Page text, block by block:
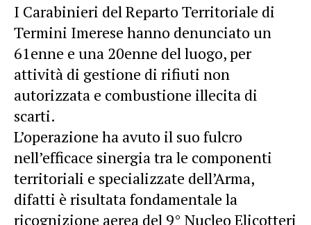
I Carabinieri del Reparto Territoriale di
Termini Imerese hanno denunciato un
61enne e una 20enne del luogo, per
attività di gestione di rifiuti non
autorizzata e combustione illecita di
scarti.
L’operazione ha avuto il suo fulcro
nell’efficace sinergia tra le componenti
territoriali e specializzate dell’Arma,
difatti è risultata fondamentale la
ricognizione aerea del 9° Nucleo Elicotteri